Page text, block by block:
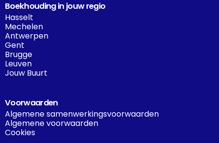
Boekhouding in jouw regio
Hasselt
Mechelen
Antwerpen
Gent
Brugge
Leuven
Jouw Buurt
Voorwaarden
Algemene samenwerkingsvoorwaarden
Algemene voorwaarden
Cookies